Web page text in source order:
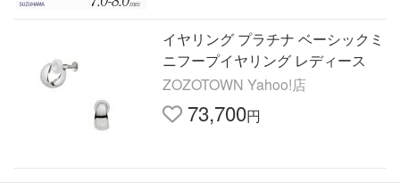
イヤリング プラチナ ベーシックミ
ニフープイヤリング レディース
ZOZOTOWN Yahoo!店
73,700円